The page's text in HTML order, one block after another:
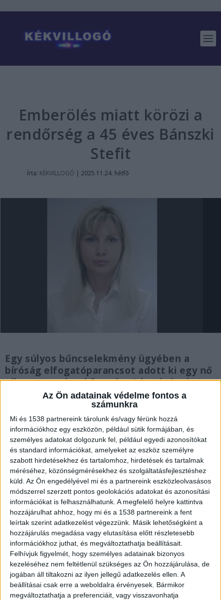
Az Ön adatainak védelme fontos a
számunkra
Mi és 1538 partnereink tárolunk és/vagy férünk hozzá
információkhoz egy eszközön, például sütik formájában, és
személyes adatokat dolgozunk fel, például egyedi azonosítókat
és standard információkat, amelyeket az eszköz személyre
szabott hirdetésekhez és tartalomhoz, hirdetések és tartalmak
méréséhez, közönségmérésekhez és szolgáltatásfejlesztéshez
küld. Az Ön engedélyével mi és a partnereink eszközleolvasásos
módszerrel szerzett pontos geolokációs adatokat és azonosítási
információkat is felhasználhatunk. A megfelelő helyre kattintva
hozzájárulhat ahhoz, hogy mi és a 1538 partnereink a fent
leírtak szerint adatkezelést végezzünk. Másik lehetőségként a
hozzájárulás megadása vagy elutasítása előtt részletesebb
információkhoz juthat, és megváltoztathatja beállításait.
Felhívjuk figyelmét, hogy személyes adatainak bizonyos
kezeléséhez nem feltétlenül szükséges az Ön hozzájárulása, de
jogában áll tiltakozni az ilyen jellegű adatkezelés ellen. A
beállításai csak erre a weboldalra érvényesek. Bármikor
megváltoztathatja a preferenciáit, vagy visszavonhatja
Emberölés miatt körözi a
rendőrség a 45 éves Bánszki
Stefit
Írta: KÉKVILLOGÓ | 2025.11.24. hétfő
Egy súlyos bűncselekmény ügyében a
bíróság elfogatóparancsot adott ki egy nő
ellen november közepén. A hatóságok
tájékoztatása szerint az eljárást a megyei
rendőr-főkapitányság bűnügyi osztálya
végzi, a jogszabályokban meghatározott
eljárásrend alapján.
Emberölés miatt körözik a nőt
A Debreceni Törvényszék 2025. november 13-án
elfogatóparancsot adott kiBánszki Stefi ellen. A
körözés oka a Be. 119. § (1) bekezdése szerinti
elfogatóparancs, amelyet emberölés bűntette
miatt rendeltek el a Btk. 160. § alapján. A körözés
elrendelésének határozatszáma:
24.B:265/2025/128. A nő 1980. április 19-én